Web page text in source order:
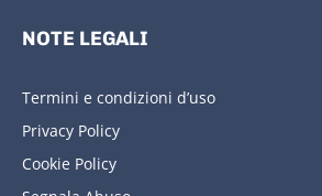
NOTE LEGALI
Termini e condizioni d’uso
Privacy Policy
Cookie Policy